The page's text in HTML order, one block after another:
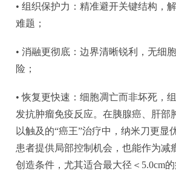
• 组织保护力：精准避开关键结构，
难题；
• 消融更彻底：边界清晰锐利，无细
险；
• 恢复更快速：细胞凋亡而非坏死，
发抗肿瘤免疫反应。在胰腺癌、肝部
以触及的“癌王”治疗中，纳米刀更
患者提供局部控制机会，也能作为减
创造条件，尤其适合最大径＜5.0cm